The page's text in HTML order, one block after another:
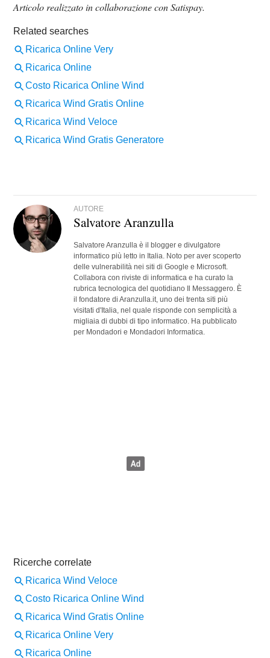
Articolo realizzato in collaborazione con Satispay.
AUTORE
Salvatore Aranzulla
Salvatore Aranzulla è il blogger e divulgatore
informatico più letto in Italia. Noto per aver scoperto
delle vulnerabilità nei siti di Google e Microsoft.
Collabora con riviste di informatica e ha curato la
rubrica tecnologica del quotidiano Il Messaggero. È
il fondatore di Aranzulla.it, uno dei trenta siti più
visitati d'Italia, nel quale risponde con semplicità a
migliaia di dubbi di tipo informatico. Ha pubblicato
per Mondadori e Mondadori Informatica.